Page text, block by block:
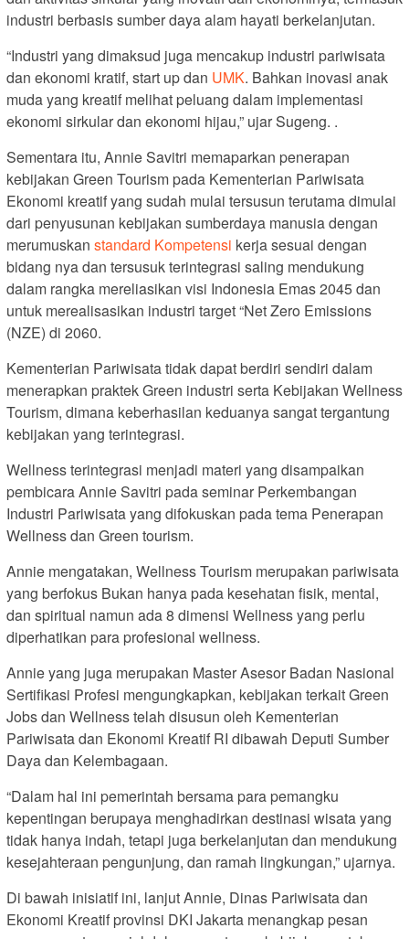
industri berbasis sumber daya alam hayati berkelanjutan.
“Industri yang dimaksud juga mencakup industri pariwisata
dan ekonomi kratif, start up dan UMK. Bahkan inovasi anak
muda yang kreatif melihat peluang dalam implementasi
ekonomi sirkular dan ekonomi hijau,” ujar Sugeng. .
Sementara itu, Annie Savitri memaparkan penerapan
kebijakan Green Tourism pada Kementerian Pariwisata
Ekonomi kreatif yang sudah mulai tersusun terutama dimulai
dari penyusunan kebijakan sumberdaya manusia dengan
merumuskan standard Kompetensi kerja sesuai dengan
bidang nya dan tersusuk terintegrasi saling mendukung
dalam rangka mereliasikan visi Indonesia Emas 2045 dan
untuk merealisasikan industri target “Net Zero Emissions
(NZE) di 2060.
Kementerian Pariwisata tidak dapat berdiri sendiri dalam
menerapkan praktek Green industri serta Kebijakan Wellness
Tourism, dimana keberhasilan keduanya sangat tergantung
kebijakan yang terintegrasi.
Wellness terintegrasi menjadi materi yang disampaikan
pembicara Annie Savitri pada seminar Perkembangan
Industri Pariwisata yang difokuskan pada tema Penerapan
Wellness dan Green tourism.
Annie mengatakan, Wellness Tourism merupakan pariwisata
yang berfokus Bukan hanya pada kesehatan fisik, mental,
dan spiritual namun ada 8 dimensi Wellness yang perlu
diperhatikan para profesional wellness.
Annie yang juga merupakan Master Asesor Badan Nasional
Sertifikasi Profesi mengungkapkan, kebijakan terkait Green
Jobs dan Wellness telah disusun oleh Kementerian
Pariwisata dan Ekonomi Kreatif RI dibawah Deputi Sumber
Daya dan Kelembagaan.
“Dalam hal ini pemerintah bersama para pemangku
kepentingan berupaya menghadirkan destinasi wisata yang
tidak hanya indah, tetapi juga berkelanjutan dan mendukung
kesejahteraan pengunjung, dan ramah lingkungan,” ujarnya.
Di bawah inisiatif ini, lanjut Annie, Dinas Pariwisata dan
Ekonomi Kreatif provinsi DKI Jakarta menangkap pesan